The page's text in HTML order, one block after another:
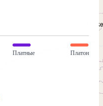
Платные Платон